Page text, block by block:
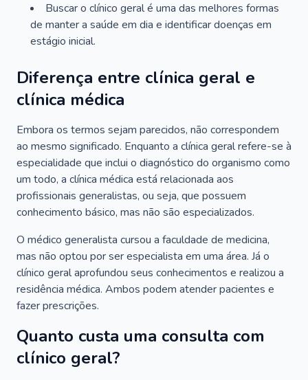
Buscar o clínico geral é uma das melhores formas
de manter a saúde em dia e identificar doenças em
estágio inicial.
Diferença entre clínica geral e
clínica médica
Embora os termos sejam parecidos, não correspondem
ao mesmo significado. Enquanto a clínica geral refere-se à
especialidade que inclui o diagnóstico do organismo como
um todo, a clínica médica está relacionada aos
profissionais generalistas, ou seja, que possuem
conhecimento básico, mas não são especializados.
O médico generalista cursou a faculdade de medicina,
mas não optou por ser especialista em uma área. Já o
clínico geral aprofundou seus conhecimentos e realizou a
residência médica. Ambos podem atender pacientes e
fazer prescrições.
Quanto custa uma consulta com
clínico geral?